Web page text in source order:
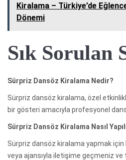
Kiralama – Türkiye’de
Dönemi
Sık Sorulan
Sürpriz Dansöz Kiralama Nedir?
Sürpriz dansöz kiralama, özel
bir gösteri amacıyla profesyonel
Sürpriz Dansöz Kiralama Nasıl
Sürpriz dansöz kiralama yapmak
veya ajansıyla iletişime geçmeniz